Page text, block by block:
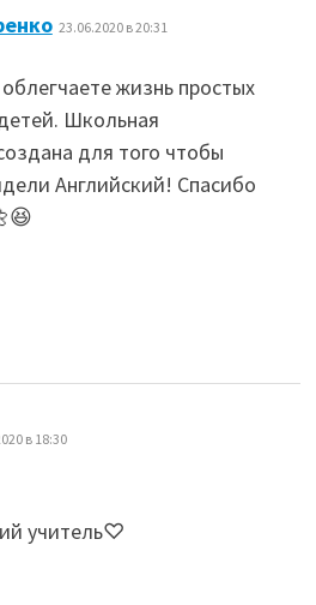
: 23.06.2020 в 20:31
жизнь простых
Школьная
для того чтобы
Английский! Спасибо
в 18:30
учитель♡